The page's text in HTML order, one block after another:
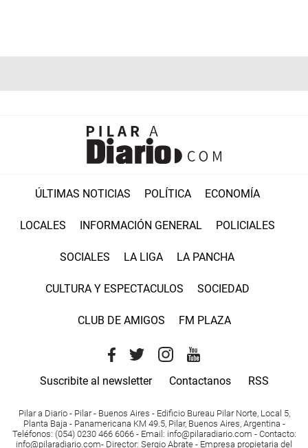
ÚLTIMAS NOTICIAS POLÍTICA ECONOMÍA
LOCALES INFORMACIÓN GENERAL POLICIALES
SOCIALES LA LIGA LA PANCHA
CULTURA Y ESPECTACULOS SOCIEDAD
CLUB DE AMIGOS FM PLAZA
Suscribite al newsletter Contactanos RSS
Pilar a Diario - Pilar - Buenos Aires - Edificio Bureau Pilar Norte, Local 5,
Planta Baja - Panamericana KM 49.5, Pilar, Buenos Aires, Argentina -
Teléfonos: (054) 0230 466 6066 - Email : info@pilaradiario.com - Contacto:
info@pilaradiario.com- Director: Sergio Abrate - Empresa propietaria del